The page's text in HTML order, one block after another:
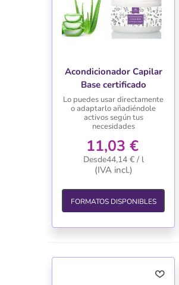
Acondicionador Capilar
Base certificado
ecológico
Lo puedes usar directamente
o adaptarlo añadiéndole
activos según tus
necesidades
11,03 €
Desde44,14 € / l
(IVA incl.)
FORMATOS DISPONIBLES